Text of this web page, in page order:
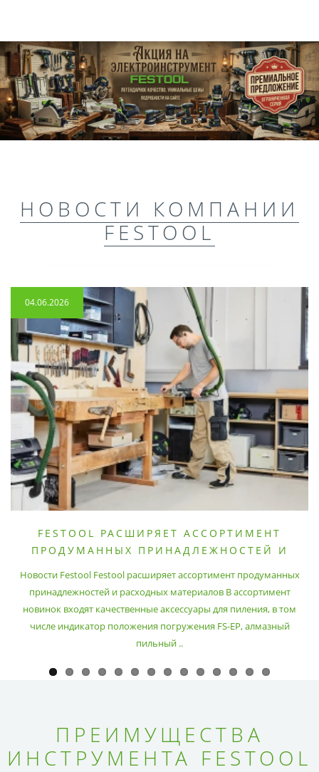
НОВОСТИ КОМПАНИИ
FESTOOL
04.06.2026
FESTOOL РАСШИРЯЕТ АССОРТИМЕНТ
ПРОДУМАННЫХ ПРИНАДЛЕЖНОСТЕЙ И
Новости Festool Festool расширяет ассортимент продуманных
принадлежностей и расходных материалов В ассортимент
новинок входят качественные аксессуары для пиления, в том
числе индикатор положения погружения FS-EP, алмазный
пильный ..
ПРЕИМУЩЕСТВА
ИНСТРУМЕНТА FESTOOL